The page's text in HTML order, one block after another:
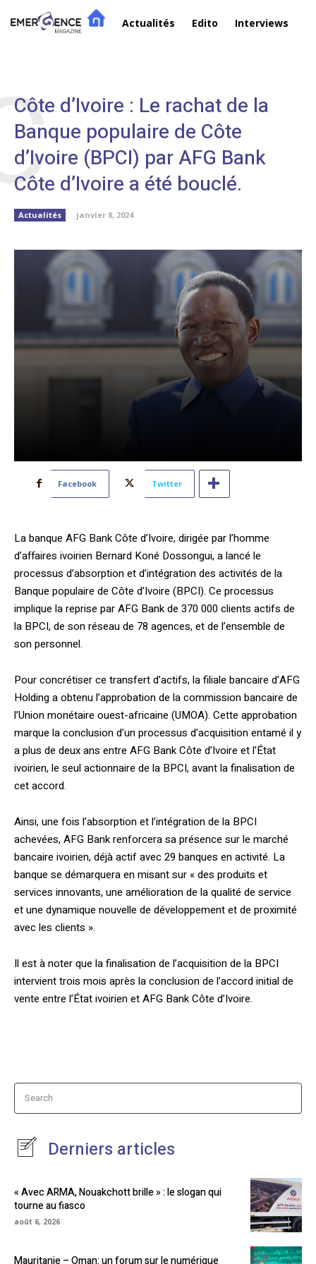
Actualités Edito Interviews
Côte d’Ivoire : Le rachat de la
Banque populaire de Côte
d’Ivoire (BPCI) par AFG Bank
Côte d’Ivoire a été bouclé.
Actualités janvier 8, 2024
Facebook Twitter
La banque AFG Bank Côte d’Ivoire, dirigée par l’homme
d’affaires ivoirien Bernard Koné Dossongui, a lancé le
processus d’absorption et d’intégration des activités de la
Banque populaire de Côte d’Ivoire (BPCI). Ce processus
implique la reprise par AFG Bank de 370 000 clients actifs de
la BPCI, de son réseau de 78 agences, et de l’ensemble de
son personnel.
Pour concrétiser ce transfert d’actifs, la filiale bancaire d’AFG
Holding a obtenu l’approbation de la commission bancaire de
l’Union monétaire ouest-africaine (UMOA). Cette approbation
marque la conclusion d’un processus d’acquisition entamé il y
a plus de deux ans entre AFG Bank Côte d’Ivoire et l’État
ivoirien, le seul actionnaire de la BPCI, avant la finalisation de
cet accord.
Ainsi, une fois l’absorption et l’intégration de la BPCI
achevées, AFG Bank renforcera sa présence sur le marché
bancaire ivoirien, déjà actif avec 29 banques en activité. La
banque se démarquera en misant sur « des produits et
services innovants, une amélioration de la qualité de service
et une dynamique nouvelle de développement et de proximité
avec les clients ».
Il est à noter que la finalisation de l’acquisition de la BPCI
intervient trois mois après la conclusion de l’accord initial de
vente entre l’État ivoirien et AFG Bank Côte d’Ivoire.
Search
Derniers articles
« Avec ARMA, Nouakchott brille » : le slogan qui
tourne au fiasco
août 6, 2026